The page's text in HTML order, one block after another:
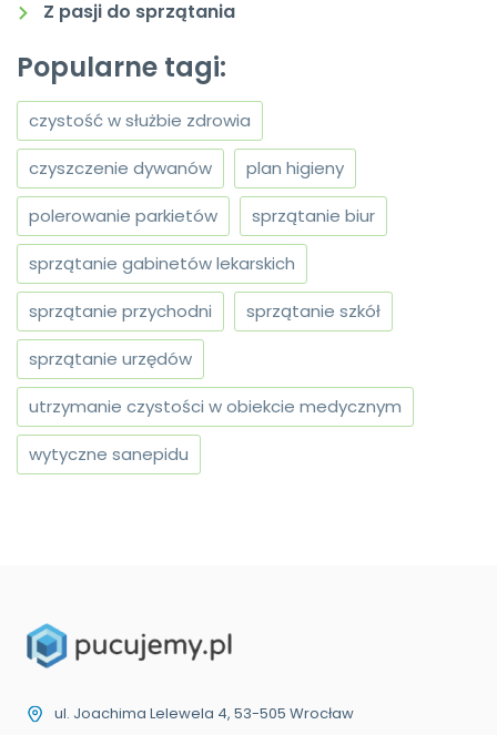
Z pasji do sprzątania
Popularne tagi:
czystość w służbie zdrowia
czyszczenie dywanów plan higieny
polerowanie parkietów sprzątanie biur
sprzątanie gabinetów lekarskich
sprzątanie przychodni sprzątanie szkół
sprzątanie urzędów
utrzymanie czystości w obiekcie medycznym
wytyczne sanepidu
ul. Joachima Lelewela 4, 53-505 Wrocław